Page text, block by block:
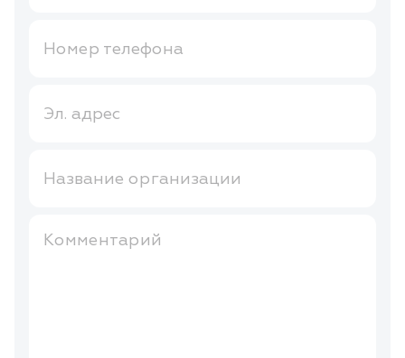
Номер телефона
Эл. адрес
Название организации
Комментарий